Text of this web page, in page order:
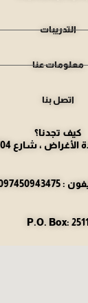
التدريبات
معلومات عنا
اتصل بنا
كيف تجدنا؟
P.O. Box: 2511